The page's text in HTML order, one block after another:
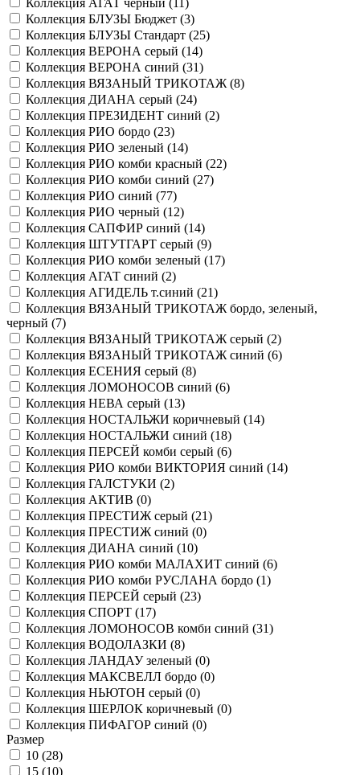
Коллекция АГАТ черный (
)
Коллекция БЛУЗЫ Бюджет (3)
Коллекция БЛУЗЫ Стандарт (25)
Коллекция ВЕРОНА серый (14)
Коллекция ВЕРОНА синий (31)
Коллекция ВЯЗАНЫЙ ТРИКОТАЖ (8)
Коллекция ДИАНА серый (24)
Коллекция ПРЕЗИДЕНТ синий (2)
Коллекция РИО бордо (23)
Коллекция РИО зеленый (14)
Коллекция РИО комби красный (22)
Коллекция РИО комби синий (27)
Коллекция РИО синий (77)
Коллекция РИО черный (12)
Коллекция САПФИР синий (14)
Коллекция ШТУТГАРТ серый (9)
Коллекция РИО комби зеленый (17)
Коллекция АГАТ синий (2)
Коллекция АГИДЕЛЬ т.синий (21)
Коллекция ВЯЗАНЫЙ ТРИКОТАЖ бордо, зеленый,
черный (7)
Коллекция ВЯЗАНЫЙ ТРИКОТАЖ серый (2)
Коллекция ВЯЗАНЫЙ ТРИКОТАЖ синий (6)
Коллекция ЕСЕНИЯ серый (8)
Коллекция ЛОМОНОСОВ синий (6)
Коллекция НЕВА серый (13)
Коллекция НОСТАЛЬЖИ коричневый (14)
Коллекция НОСТАЛЬЖИ синий (18)
Коллекция ПЕРСЕЙ комби серый (6)
Коллекция РИО комби ВИКТОРИЯ синий (14)
Коллекция ГАЛСТУКИ (2)
Коллекция АКТИВ (0)
Коллекция ПРЕСТИЖ серый (21)
Коллекция ПРЕСТИЖ синий (0)
Коллекция ДИАНА синий (10)
Коллекция РИО комби МАЛАХИТ синий (6)
Коллекция РИО комби РУСЛАНА бордо (1)
Коллекция ПЕРСЕЙ серый (23)
Коллекция СПОРТ (17)
Коллекция ЛОМОНОСОВ комби синий (31)
Коллекция ВОДОЛАЗКИ (8)
Коллекция ЛАНДАУ зеленый (0)
Коллекция МАКСВЕЛЛ бордо (0)
Коллекция НЬЮТОН серый (0)
Коллекция ШЕРЛОК коричневый (0)
Коллекция ПИФАГОР синий (0)
Размер
10 (28)
15 (10)